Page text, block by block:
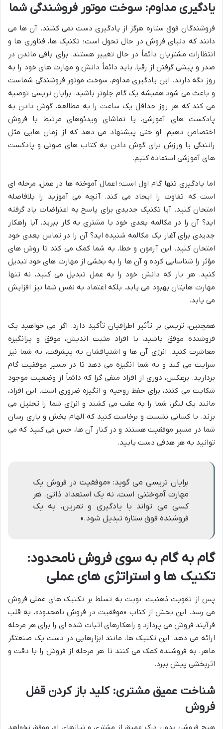
یادگیری مداوم: سوخت موتور فروشندگی شما
فروشندگان فوق ستاره هرگز از یادگیری دست نمی کشند. آن ها می
دانند که دنیای فروش در حال تحول است؛ تکنیک ها، فناوری ها و
انتظارات مشتریان دائماً در حال تغییر هستند. برای باقی ماندن در
صدر و پیشی گرفتن از رقبا، باید دائماً دانش و مهارت های خود را به
روز نگه دارند. این یادگیری مداوم، سوخت موتور فروشندگی شماست
و باعث می شود همیشه یک گام جلوتر باشید. برایان تریسی توصیه
می کند که هر روز حداقل یک ساعت را به مطالعه، گوش دادن به
پادکست های آموزشی، یا تماشای ویدئوهای مرتبط با فروش
اختصاص دهیم. او حتی پیشنهاد می دهد که از زمان هایی مثل
رانندگی یا ورزش برای گوش دادن به کتاب های صوتی و پادکست
های آموزشی استفاده کنیم.
اما یادگیری تنها گام اول است؛ اعمال آموخته ها در عمل، مرحله ای
است که تفاوت را ایجاد می کند. آنچه می آموزید را بلافاصله
امتحان کنید. آیا تکنیک جدیدی برای پاسخ به اعتراضات یاد گرفته
اید؟ آن را در مکالمه بعدی خود با مشتری به کار ببرید. آیا راهکار
جدیدی برای آغاز یک مکالمه شنیده اید؟ آن را در تماس بعدی خود
امتحان کنید. این آزمون و خطا، به شما کمک می کند تا روش های
مؤثر را شناسایی کرده و آن ها را به بخشی از مهارت های خود تبدیل
کنید. هر بار که دانش خود را به عمل تبدیل می کنید، نه تنها
مهارت هایتان بهبود می یابد، بلکه اعتماد به نفس شما نیز افزایش
می یابد.
همچنین، تریسی بر تأثیر اطرافیان تأکید دارد. اگر می خواهید یک
فروشنده موفق باشید، با افراد مثبت اندیش، موفق و پرانگیزه
معاشرت کنید. انرژی آن ها و اشتیاقشان به پیشرفت، به شما نیز
سرایت می کند و به شما انگیزه می دهد تا در مسیر موفقیت گام
بردارید. برعکس، دوری از افراد منفی گرا که دائماً از وضعیت موجود
شکایت می کنند، برای حفظ روحیه و انگیزه ضروری است. این افراد،
مانند یک لنگر، شما را به عقب می کشند و انرژی شما را تحلیل می
برند. با کسانی نشست و برخاست کنید که الهام بخش و یاری رسان
شما در مسیر موفقیت هستند و در کنار آن ها، حس می کنید که می
توانید به هر هدفی دست یابید.
برایان تریسی می گوید: «موفقیت در فروش یک
مهارت آموختنی است، نه یک استعداد ذاتی. هر
کسی می تواند با یادگیری و تمرین، به یک
فروشنده فوق ستاره تبدیل شود.»
گام به گام به سوی فروش نامحدود:
تکنیک ها و استراتژی های عملی
پس از تقویت ذهنیت، نوبت به تسلط بر تکنیک های عملی فروش
می رسد. این بخش از کتاب «موفقیت در فروش نامحدود»، به قلب
فرآیند فروش می پردازد و راهکارهای اثبات شده ای را برای هر مرحله
ارائه می دهد. این تکنیک ها، مانند ابزارهایی در دست یک صنعتگر
ماهر، به فروشنده کمک می کنند تا هر مرحله از فروش را با دقت و
اثربخشی پیش ببرد.
شناخت عمیق مشتری: کلید باز کردن قفل
فروش